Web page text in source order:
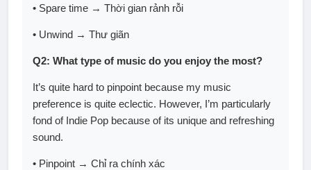
• Spare time → Thời gian rảnh rỗi
• Unwind → Thư giãn
Q2: What type of music do you enjoy the most?
It’s quite hard to pinpoint because my music
preference is quite eclectic. However, I’m particularly
fond of Indie Pop because of its unique and refreshing
sound.
• Pinpoint → Chỉ ra chính xác